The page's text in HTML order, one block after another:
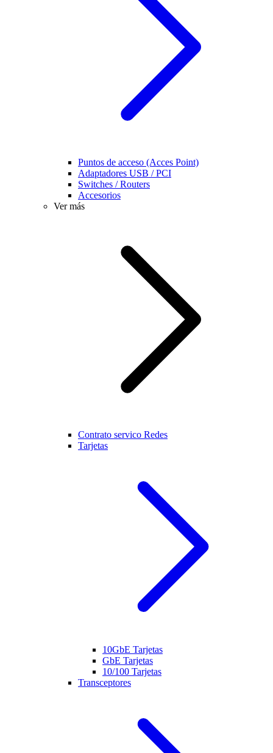
Puntos de acceso (Acces Point)
Adaptadores USB / PCI
Switches / Routers
Accesorios
Ver más
Contrato servico Redes
Tarjetas
10GbE Tarjetas
GbE Tarjetas
10/100 Tarjetas
Transceptores